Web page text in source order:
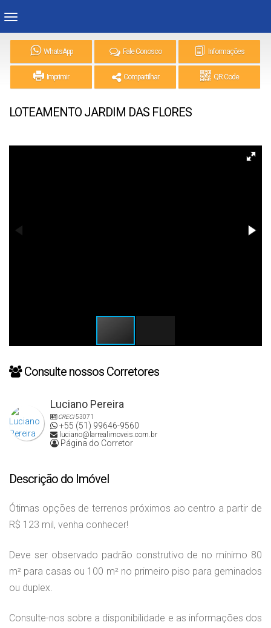
WhatsApp Fale Conosco Informações
Imprimir Compartilhar QR Code
LOTEAMENTO JARDIM DAS FLORES
Consulte nossos Corretores
Luciano Pereira
CRECI53071
+55 (51) 99646-9560
luciano@larrealimoveis.com.br
Página do Corretor
Descrição do Imóvel
Ótimas opções de terrenos próximos ao centro a partir de
R$ 123 mil, venha conhecer!
Deve ser observado padrão construtivo de no mínimo 80
m² para casas ou 100 m² no primeiro piso para geminados
ou duplex.
Consulte-nos sobre a disponibilidade e as informações dos